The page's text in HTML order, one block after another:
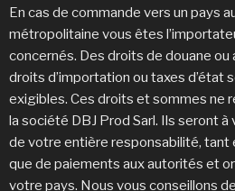
En cas de commande vers un pays
métropolitaine vous êtes
concernés. Des droits de douane ou
droits d’importation ou taxes d’état
exigibles. Ces droits et sommes ne
la société DBJ Prod Sarl. Ils seront
de votre entière responsabilité, tant
que de paiements aux autorités et
votre pays. Nous vous conseillons